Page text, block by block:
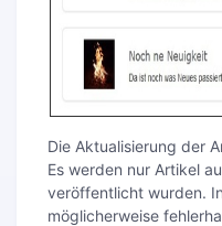
Die Aktualisierung der
Es werden nur Artikel
veröffentlicht wurden.
möglicherweise